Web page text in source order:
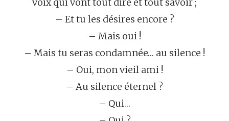
– Et tu les désires encore ?
– Mais oui !
– Mais tu seras condamnée… au silence !
– Oui, mon vieil ami !
– Au silence éternel ?
– Qui…